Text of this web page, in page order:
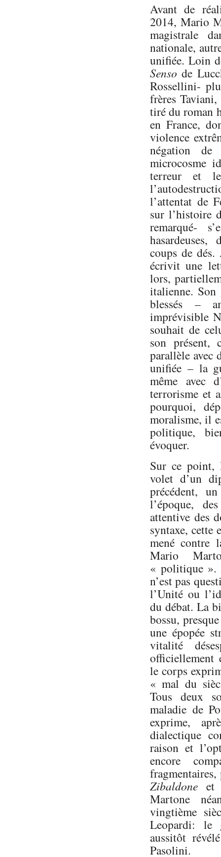
Avant de
2014, Mario
magistrale
nationale,
unifiée. Loin
Senso de
Rossellini-
frères Taviani,
tiré du roman
en France,
violence
négation
microcosme
terreur et
l’attentat de
sur l’histoire
remarqué-
hasardeuses,
coups de
écrivit une
lors,
italienne.
blessés –
imprévisible
souhait de
son
parallèle avec
unifiée – la
même avec
terrorisme et
pourquoi,
moralisme, il
politique,
évoquer.
Sur ce point,
volet d’un
précédent,
l’époque,
attentive des
syntaxe, cette
mené contre
Mario
« politique ».
n’est pas
l’Unité ou
du débat. La
bossu,
une épopée
vitalité
officiellement
le corps
« mal du
Tous deux
maladie de
exprime,
dialectique
raison et
encore
Zibaldone
Martone
vingtième
Leopardi: le
aussitôt
Pasolini.